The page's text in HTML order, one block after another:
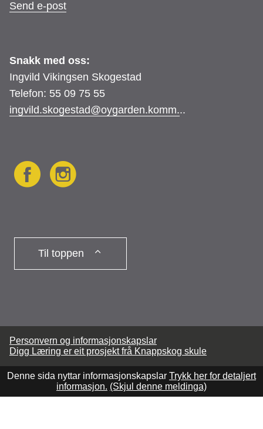
Send e-post
Snakk med oss:
Ingvild Vikingsen Skogestad
Telefon: 55 09 75 55
ingvild.skogestad@oygarden.komm...
a
e
b
n
t
a
Til toppen
Personvern og informasjonskapslar
Digg Læring er eit prosjekt frå Knappskog skule
Denne sida nyttar informasjonskapslar Trykk her for detaljert
informasjon. (Skjul denne meldinga)